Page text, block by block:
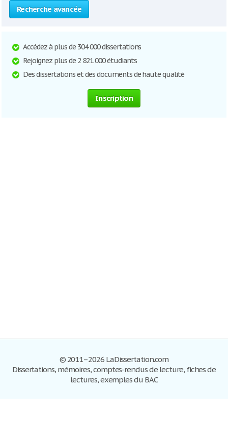
Recherche avancée
Accédez à plus de 304 000 dissertations
Rejoignez plus de 2 821 000 étudiants
Des dissertations et des documents de haute qualité
Inscription
© 2011–2026 LaDissertation.com
Dissertations, mémoires, comptes-rendus de lecture, fiches de
lectures, exemples du BAC